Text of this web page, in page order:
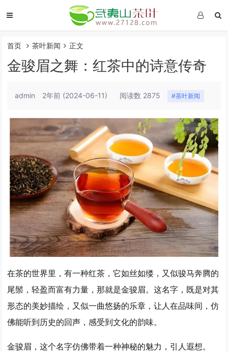
首页 茶叶新闻 正文
金骏眉之舞：红茶中的诗意传奇
admin 2年前 (2024-06-11) 阅读数 2875 #茶叶新闻
在茶的世界里，有一种红茶，它如丝如缕，又似骏马奔腾的
尾鬃，轻盈而富有力量，那就是金骏眉。这名字，既是对其
形态的美妙描绘，又似一曲悠扬的乐章，让人在品味间，仿
佛能听到历史的回声，感受到文化的韵味。
金骏眉，这个名字仿佛带着一种神秘的魅力，引人遐想。